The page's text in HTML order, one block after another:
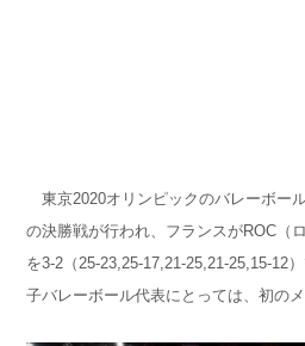
東京2020オリンピックのバレーボー
の決勝戦が行われ、フランスがROC（
を3-2（25-23,25-17,21-25,21-25,15-12
子バレーボール代表にとっては、初のメ